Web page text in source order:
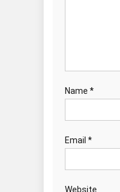
Name *
Email *
Website